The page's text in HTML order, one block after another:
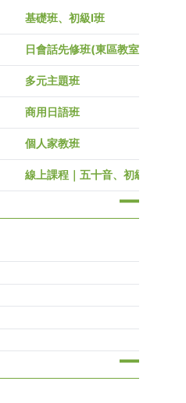
基礎班、初級I班
日會話先修班(東區教室)
多元主題班
商用日語班
個人家教班
線上課程｜五十音、初級～高級